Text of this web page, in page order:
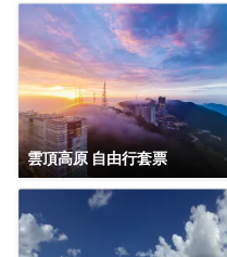
雲頂高原 自由行套票